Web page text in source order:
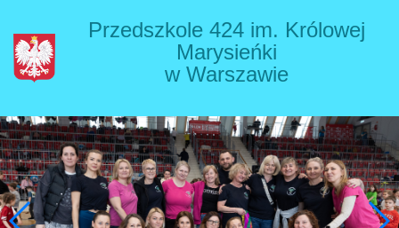
Przedszkole 424 im. Królowej
Marysieńki
w Warszawie